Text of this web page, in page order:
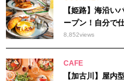
【姫路】海沿い
ープン！自分で
8,852views
CAFE
【加古川】屋内